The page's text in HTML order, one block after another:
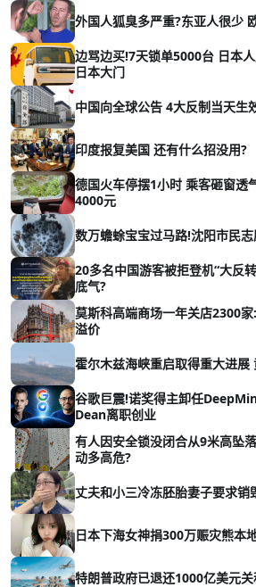
外国人狐臭多严重?东亚人很少
边骂边买!7天锁单5000台 日本
日本大门
中国向全球公告 4大反制当天生
印度报复美国 还有什么招没用?
德国火车停摆1小时 乘客砸窗透
4000元
数万蟾蜍宝宝过马路!沈阳市民
20多名中国游客被拒登机“大反
底气?
莫斯科高端商场一年关店2300
溢价
霍尔木兹海峡重启取得重大进展
谷歌巨震!诺奖得主卸任
Dean离职创业
有人因安全锁没闭合从9米高坠
动多高危?
丈夫和小三冷冻胚胎妻子要求销
日本下海女神捐300万赈灾熊本
特朗普政府已退还1000亿美元